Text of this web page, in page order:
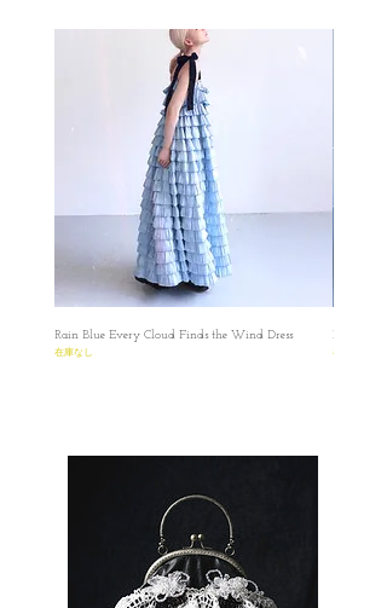
Rain Blue Every Cloud Finds the Wind Dress
在庫なし
Ivory
在庫なし